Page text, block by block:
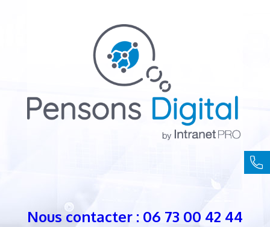
Nous contacter : 06 73 00 42 44